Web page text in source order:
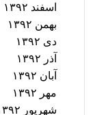
اسفند ۱۳۹۲
بهمن ۱۳۹۲
دی ۱۳۹۲
آذر ۱۳۹۲
آبان ۱۳۹۲
مهر ۱۳۹۲
شهریور ۱۳۹۲